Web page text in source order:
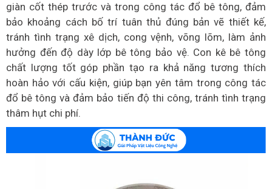
giàn cốt thép trước và trong công tác đổ bê tông, đảm
bảo khoảng cách bố trí tuân thủ đúng bản vẽ thiết kế,
tránh tình trạng xê dịch, cong vệnh, võng lõm, làm ảnh
hưởng đến độ dày lớp bê tông bảo vệ. Con kê bê tông
chất lượng tốt góp phần tạo ra khả năng tương thích
hoàn hảo với cấu kiện, giúp bạn yên tâm trong công tác
đổ bê tông và đảm bảo tiến độ thi công, tránh tình trạng
thâm hụt chi phí.